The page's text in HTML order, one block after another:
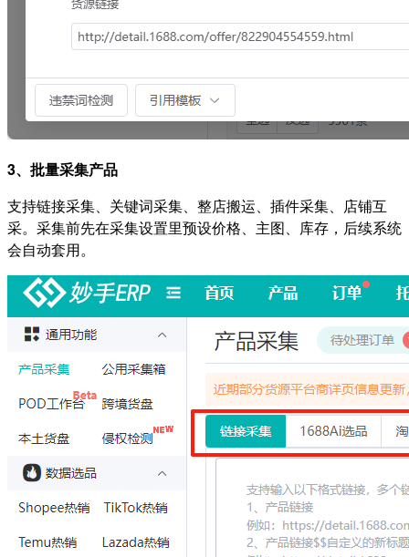
3、批量采集产品
支持链接采集、关键词采集、整店搬运、插件采集、店铺互
采。采集前先在采集设置里预设价格、主图、库存，后续系统
会自动套用。